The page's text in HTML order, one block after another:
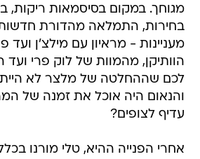
מגוחך. במקום בסיסמאות ריקות,
מעניינות - מראיון עם מילצ'ן ועד
הוותיקן, מהמוות של לוק פרי ועד
לכם שההחלטה של מלצר לא
והנאום היה אוכל את זמנה של
עדיף לצופים?
אחרי הפנייה ההיא, טלי מורנו